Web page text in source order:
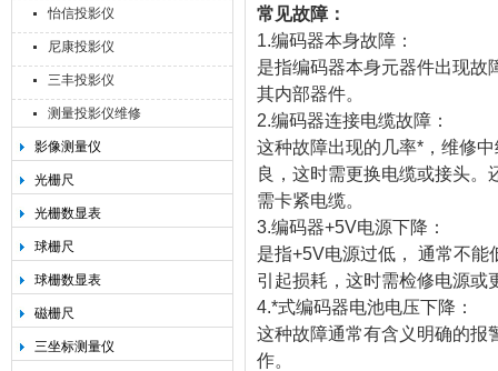
怡信投影仪
尼康投影仪
三丰投影仪
测量投影仪维修
影像测量仪
光栅尺
光栅数显表
球栅尺
球栅数显表
磁栅尺
三坐标测量仪
常见故障：
1.编码器本身故障：
是指编码器本身元器件出现故
其内部器件。
2.编码器连接电缆故障：
这种故障出现的几率*，维修
良，这时需更换电缆或接头
需卡紧电缆。
3.编码器+5V电源下降：
是指+5V电源过低， 通常不
引起损耗，这时需检修电源或
4.*式编码器电池电压下降：
这种故障通常有含义明确的报
作。